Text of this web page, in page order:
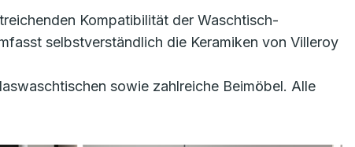
Kompatibilität der Waschtisch-
selbstverständlich die Keramiken von Villeroy
sowie zahlreiche Beimöbel. Alle